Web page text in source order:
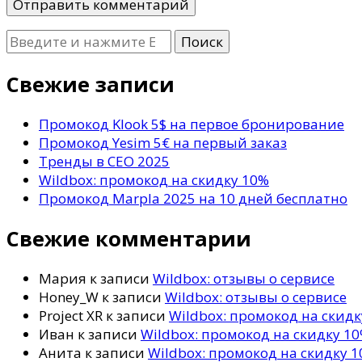
Ищите
что-
то?
Свежие записи
Промокод Klook 5$ на первое бронирование
Промокод Yesim 5€ на первый заказ
Тренды в СЕО 2025
Wildbox: промокод на скидку 10%
Промокод Marpla 2025 на 10 дней бесплатно
Свежие комментарии
Мария к записи Wildbox: отзывы о сервисе
Honey_W к записи Wildbox: отзывы о сервисе
Project XR к записи Wildbox: промокод на
Иван к записи Wildbox: промокод на скидку
Анита к записи Wildbox: промокод на скидку